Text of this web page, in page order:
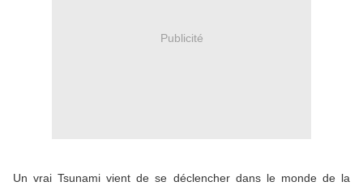
Publicité
Un vrai Tsunami vient de se déclencher dans le monde de la